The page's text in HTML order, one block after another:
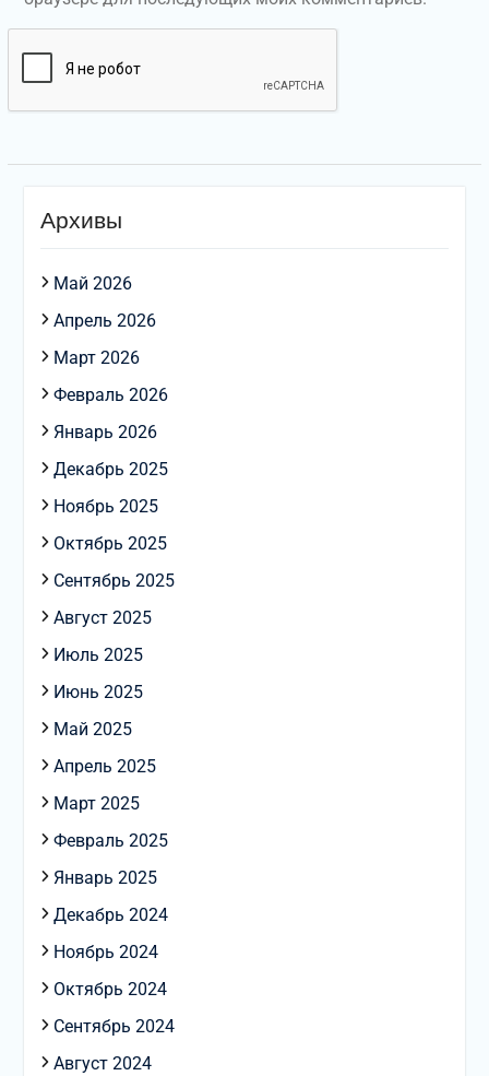
Архивы
Май 2026
Апрель 2026
Март 2026
Февраль 2026
Январь 2026
Декабрь 2025
Ноябрь 2025
Октябрь 2025
Сентябрь 2025
Август 2025
Июль 2025
Июнь 2025
Май 2025
Апрель 2025
Март 2025
Февраль 2025
Январь 2025
Декабрь 2024
Ноябрь 2024
Октябрь 2024
Сентябрь 2024
Август 2024